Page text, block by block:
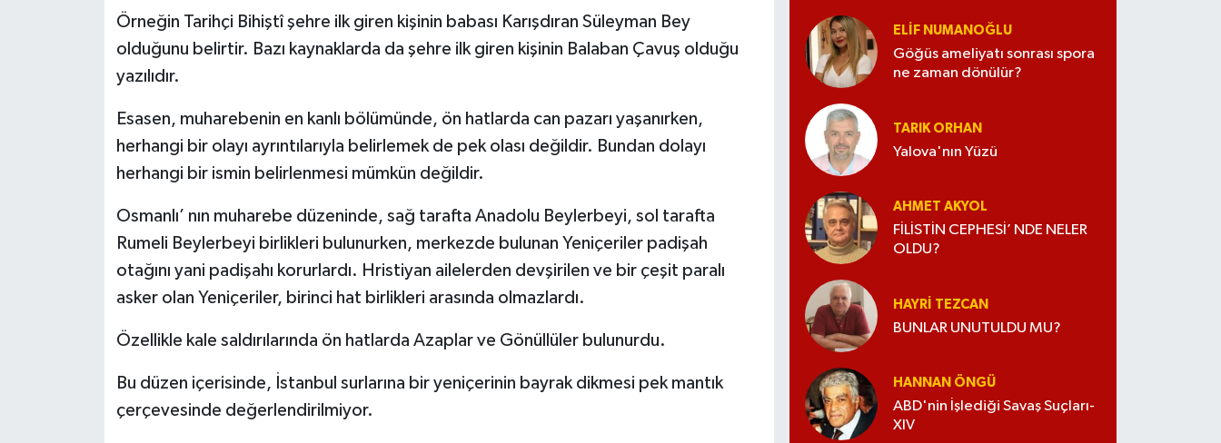
Örneğin Tarihçi Bihiştî şehre ilk giren kişinin babası Karışdıran Süleyman Bey
olduğunu belirtir. Bazı kaynaklarda da şehre ilk giren kişinin Balaban Çavuş olduğu
yazılıdır.
Esasen, muharebenin en kanlı bölümünde, ön hatlarda can pazarı yaşanırken,
herhangi bir olayı ayrıntılarıyla belirlemek de pek olası değildir. Bundan dolayı
herhangi bir ismin belirlenmesi mümkün değildir.
Osmanlı’ nın muharebe düzeninde, sağ tarafta Anadolu Beylerbeyi, sol tarafta
Rumeli Beylerbeyi birlikleri bulunurken, merkezde bulunan Yeniçeriler padişah
otağını yani padişahı korurlardı. Hristiyan ailelerden devşirilen ve bir çeşit paralı
asker olan Yeniçeriler, birinci hat birlikleri arasında olmazlardı.
Özellikle kale saldırılarında ön hatlarda Azaplar ve Gönüllüler bulunurdu.
Bu düzen içerisinde, İstanbul surlarına bir yeniçerinin bayrak dikmesi pek mantık
çerçevesinde değerlendirilmiyor.
ELİF NUMANOĞLU
Göğüs ameliyatı sonrası spora
ne zaman dönülür?
TARIK ORHAN
Yalova'nın Yüzü
AHMET AKYOL
FİLİSTİN CEPHESİ’ NDE NELER
OLDU?
HAYRI TEZCAN
BUNLAR UNUTULDU MU?
HANNAN ÖNGÜ
ABD'nin İşlediği Savaş Suçları-
XIV